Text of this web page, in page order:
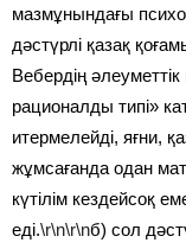
мазмұнындағы
дәстүрлі қазақ
Вебердің
рационалды типі»
итермелейді, яғни,
жұмсағанда одан
күтілім кездейсоқ
еді.\r\n\r\nб) сол